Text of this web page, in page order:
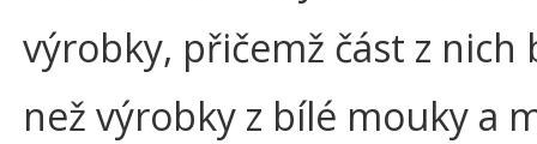
výrobky, přičemž část z
než výrobky z bílé mouky a